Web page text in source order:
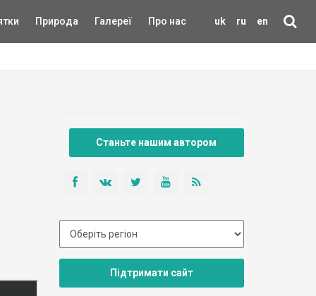
uk ru en
Природа Галереї Про нас
Станьте нашим автором
Підтримати сайт